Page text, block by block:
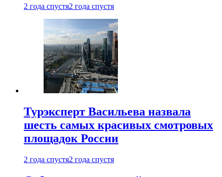
2 года спустя2 года спустя
Турэксперт Васильева назвала
шесть самых красивых смотровых
площадок России
2 года спустя2 года спустя